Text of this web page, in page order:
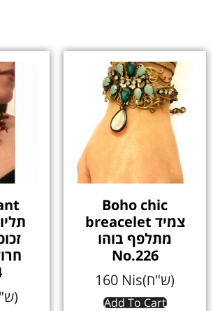
Nis(ש"ח)
Boho chic
breacelet צמיד
מתלפף בוהו
No.226
160
Nis(ש"ח)
Add To Cart